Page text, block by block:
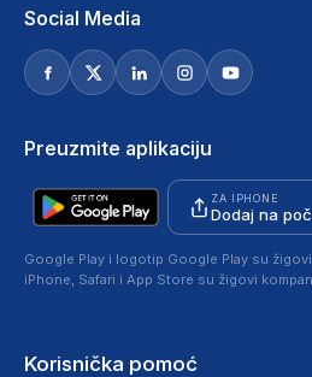
Social Media
Preuzmite aplikaciju
ZA IPHONE
Dodaj na
Google Play i logotip Google Play su
iPhone, Safari i App Store su žigovi
Korisnička pomoć